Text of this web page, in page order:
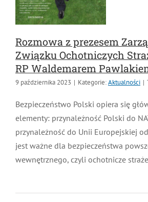
Rozmowa z prezesem
Związku Ochotniczych
RP Waldemarem
9 października 2023 | Kategorie:Aktualności |
Bezpieczeństwo Polski opiera się
elementy: przynależność Polski do
przynależność do Unii Europejskiej
jest ważne dla bezpieczeństwa
wewnętrznego, czyli ochotnicze